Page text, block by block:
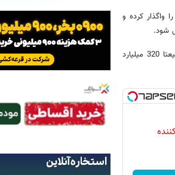
واگذار کرده و
شود.
نکته مهم اینکه پرسپولیس با رقمی در حدود 3200 میلیارد تومان واگذار شده و عدد واریزی هم طبیعتا 320 میلیارد